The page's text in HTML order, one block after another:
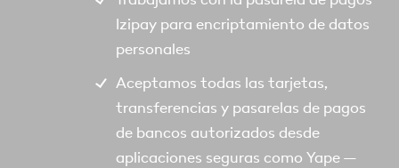
Izipay para encriptamiento de datos
personales
Aceptamos todas las tarjetas,
transferencias y pasarelas de pagos
de bancos autorizados desde
aplicaciones seguras como Yape –